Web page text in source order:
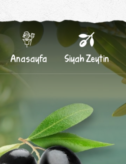
Anasayfa Siyah Zeytin